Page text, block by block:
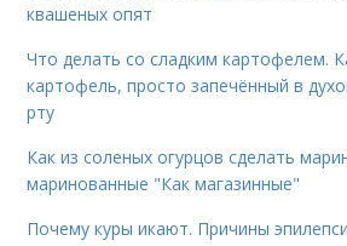
квашеных опят
Что делать со сладким картофелем.
картофель, просто запечённый в
рту
Как из соленых огурцов сделать
маринованные "Как магазинные"
Почему куры икают. Причины